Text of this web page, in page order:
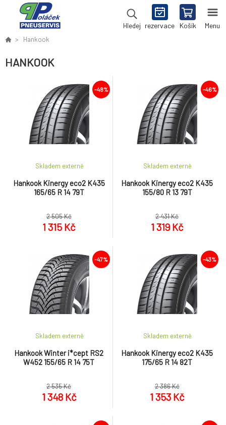
Hledej rezervace Košík Menu
Hankook
HANKOOK
-48%
Hankook Kinergy eco2 K435
165/65 R 14 79T
Skladem externě
2 505 Kč
1 315 Kč
-46%
Hankook Kinergy eco2 K435
155/80 R 13 79T
Skladem externě
2 431 Kč
1 319 Kč
-47%
Hankook Winter i*cept RS2
W452 155/65 R 14 75T
Skladem externě
2 535 Kč
1 348 Kč
-43%
Hankook Kinergy eco2 K435
175/65 R 14 82T
Skladem externě
2 386 Kč
1 353 Kč